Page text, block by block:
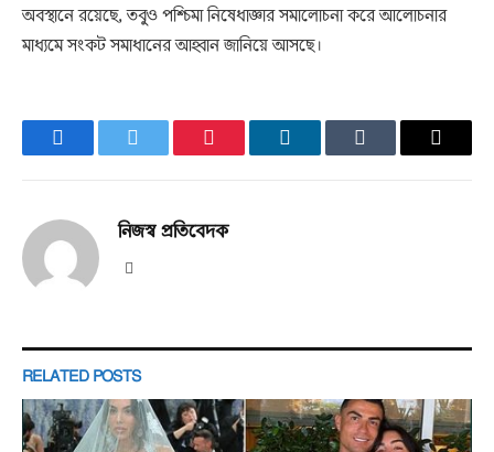
অবস্থানে রয়েছে, তবুও পশ্চিমা নিষেধাজ্ঞার সমালোচনা করে আলোচনার
মাধ্যমে সংকট সমাধানের আহ্বান জানিয়ে আসছে।
FacebookTwitter PinterestLinkedInTumblr Email
নিজস্ব প্রতিবেদক
RELATED POSTS